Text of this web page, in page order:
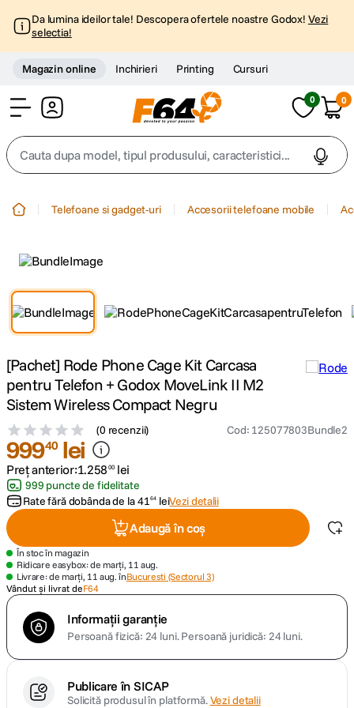
Da lumina ideilor tale! Descopera ofertele noastre Godox! Vezi
selectia!
Magazin online Inchirieri Printing Cursuri
0 0
Cauta dupa model, tipul produsului, caracteristici...
3. trepied telefon
5 . canon sx740 hs
6. lavaliera
sony fx
8. card memorie
dji mic mini
10. dji osmo
Telefoane si gadget-uri Accesorii telefoane mobile
[Pachet] Rode Phone Cage Kit Carcasa
pentru Telefon + Godox MoveLink II M2
Sistem Wireless Compact Negru
(0 recenzii) Cod: 125077803Bundle2
99940 lei
Preț anterior:1.258 00 lei
999 puncte de fidelitate
Rate fără dobânda de la4164 leiVezi detalii
Adaugă în coș
În stoc în magazin
Ridicare easybox: de marți, 11 aug.
Livrare: de marți, 11 aug. înBucuresti (Sectorul 3)
Vândut și livrat deF64
Informații garanție
Persoană fizică: 24 luni.Persoană juridică: 24 luni.
Publicare în SICAP
Solicită produsul în platformă.Vezi detalii